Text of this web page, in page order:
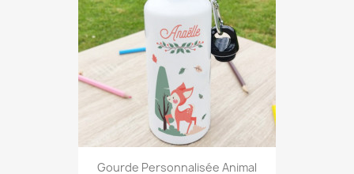
Gourde Personnalisée Animal